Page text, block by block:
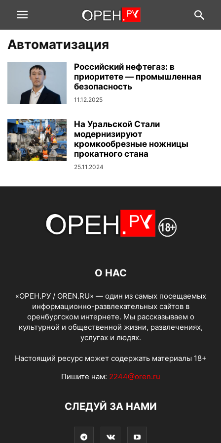
Автоматизация
Российский нефтегаз: в
приоритете — промышленная
безопасность
11.12.2025
На Уральской Стали
модернизируют
кромкообрезные ножницы
прокатного стана
25.11.2024
О НАС
«ОРЕН.РУ / OREN.RU» — один из самых посещаемых
информационно-развлекательных сайтов в
оренбургском интернете. Мы рассказываем о
культурной и общественной жизни, развлечениях,
услугах и людях.
Настоящий ресурс может содержать материалы 18+
Пишите нам: 2244@oren.ru
СЛЕДУЙ ЗА НАМИ